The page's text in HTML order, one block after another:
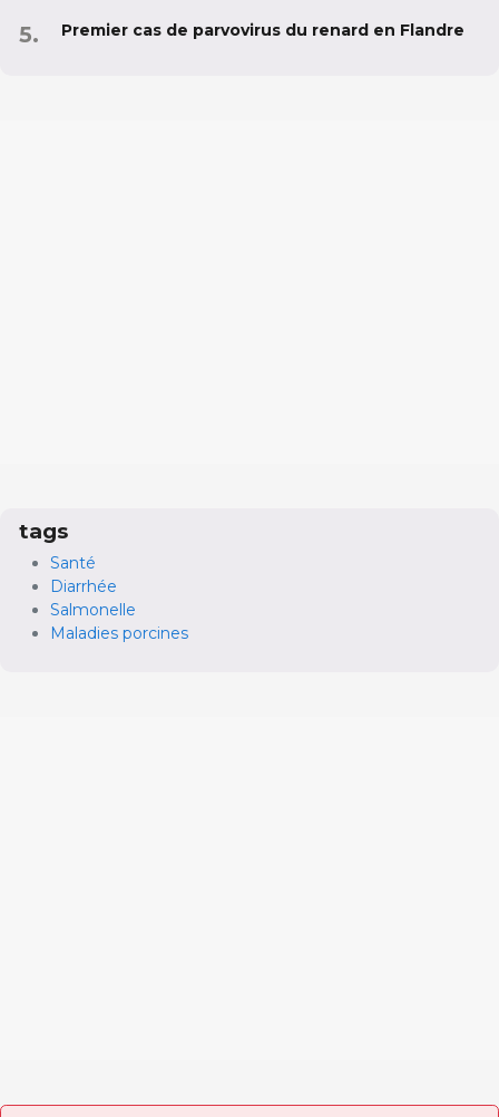
Premier cas de parvovirus du renard en Flandre
tags
Santé
Diarrhée
Salmonelle
Maladies porcines